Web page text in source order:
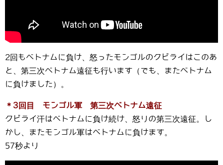
2回もベトナムに負け、怒ったモンゴルのクビライはこのあ
と、第三次ベトナム遠征も行います（でも、またベトナム
に負けました）。
＊3回目 モンゴル軍 第三次ベトナム遠征
クビライ汗はベトナムに負け続け、怒りの第三次遠征。し
かし、またモンゴル軍はベトナムに負けます。
57秒より